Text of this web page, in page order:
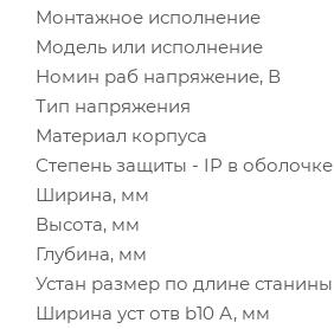
Монтажное исполнение
Модель или исполнение
Номин раб напряжение, В
Тип напряжения
Материал корпуса
Степень защиты - IP в оболочке
Ширина, мм
Высота, мм
Глубина, мм
Устан размер по длине станины
Ширина уст отв b10 А, мм